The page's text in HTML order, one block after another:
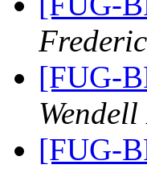
[FUG-
[FUG-